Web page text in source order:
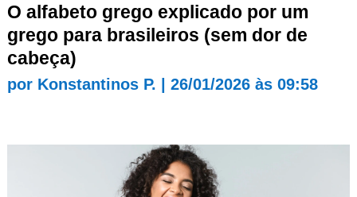
O alfabeto grego explicado por um
grego para brasileiros (sem dor de
cabeça)
por Konstantinos P. 26/01/2026 às 09:58